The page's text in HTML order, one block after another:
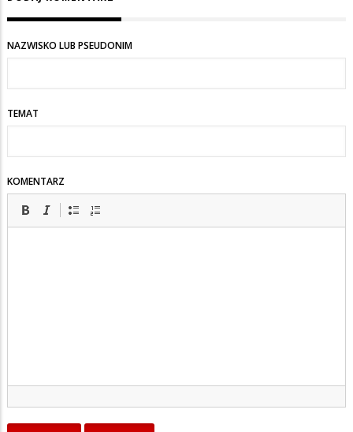
NAZWISKO LUB PSEUDONIM
TEMAT
KOMENTARZ